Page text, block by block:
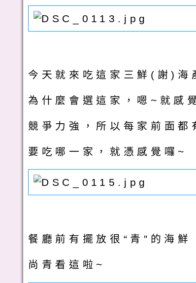
今天就來吃這家三鮮(謝)海
為什麼會選這家，嗯~就感
競爭力強，所以每家前面都
要吃哪一家，就憑感覺囉~
餐廳前有擺放很“青”的海鮮
尚青看這啦~